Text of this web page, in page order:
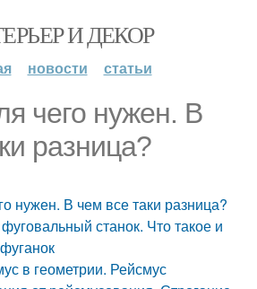
И ДЕКОР
новости статьи
чего нужен. В
разница?
нужен. В чем все таки разница?
станок. Что такое и
в геометрии. Рейсмус